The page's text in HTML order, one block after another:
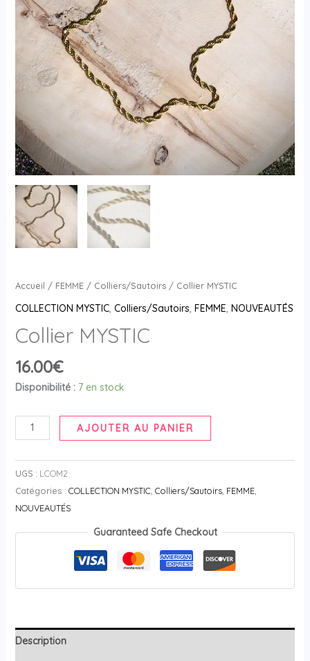
Accueil / FEMME/ Colliers/Sautoirs/ Collier MYSTIC
COLLECTION MYSTIC, Colliers/Sautoirs, FEMME, NOUVEAUTÉS
Collier MYSTIC
16.00€
Disponibilité : 7 en stock
AJOUTER AU PANIER
UGS : LCOM2
Catégories : COLLECTION MYSTIC, Colliers/Sautoirs, FEMME,
NOUVEAUTÉS
Guaranteed Safe Checkout
Description